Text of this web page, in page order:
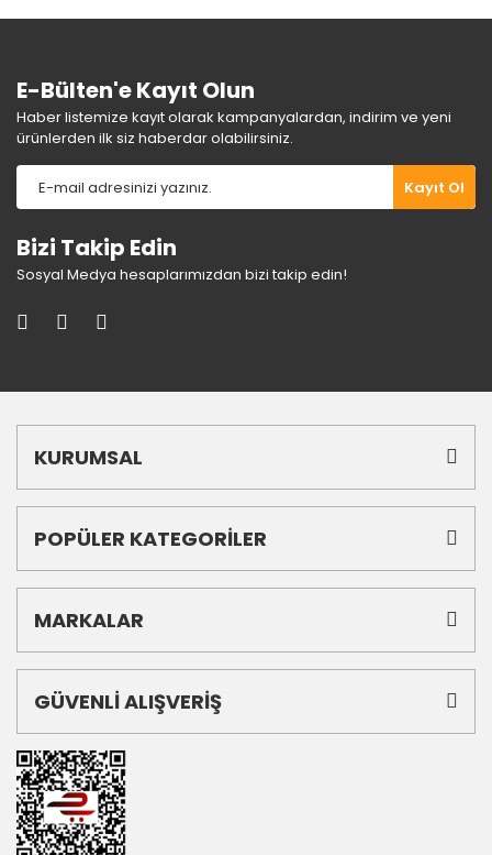
E-Bülten'e Kayıt Olun
Haber listemize kayıt olarak kampanyalardan, indirim ve yeni
ürünlerden ilk siz haberdar olabilirsiniz.
Kayıt Ol
Bizi Takip Edin
Sosyal Medya hesaplarımızdan bizi takip edin!
KURUMSAL
POPÜLER KATEGORİLER
MARKALAR
GÜVENLİ ALIŞVERİŞ